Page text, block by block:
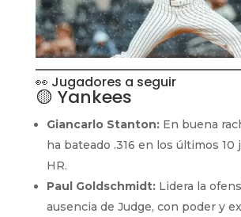
👀 Jugadores a seguir
🟡 Yankees
Giancarlo Stanton:En buena
ha bateado .316 en los últimos 10
HR.
Paul Goldschmidt:Lidera la
ausencia de Judge, con poder y